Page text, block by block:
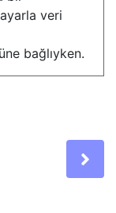
veri
bağlıyken.